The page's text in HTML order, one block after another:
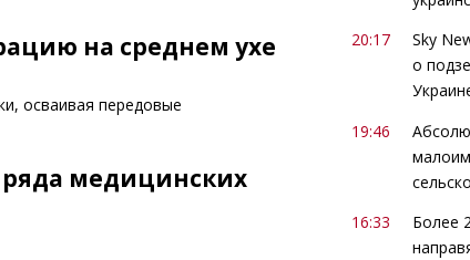
на среднем ухе
осваивая передовые
медицинских
20:17
Sky
о
19:46
16:33
Более